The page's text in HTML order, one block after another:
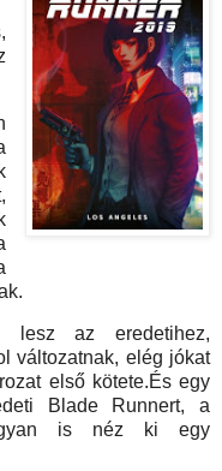
lesz az eredetihez,
változatnak, elég jókat
első kötete.És egy
Blade Runnert, a
is néz ki egy